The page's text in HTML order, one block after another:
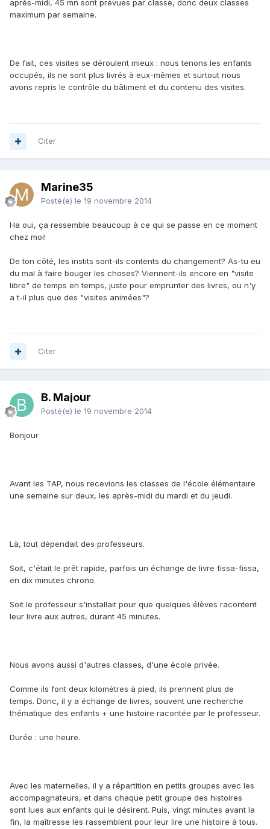
après-midi, 45 mn sont prévues par classe, donc deux classes
maximum par semaine.
De fait, ces visites se déroulent mieux : nous tenons les enfants
occupés, ils ne sont plus livrés à eux-mêmes et surtout nous
avons repris le contrôle du bâtiment et du contenu des visites.
Citer
Marine35
Posté(e) le 19 novembre 2014
Ha oui, ça ressemble beaucoup à ce qui se passe en ce moment
chez moi!
De ton côté, les instits sont-ils contents du changement? As-tu eu
du mal à faire bouger les choses? Viennent-ils encore en "visite
libre" de temps en temps, juste pour emprunter des livres, ou n'y
a t-il plus que des "visites animées"?
Citer
B. Majour
Posté(e) le 19 novembre 2014
Bonjour
Avant les TAP, nous recevions les classes de l'école élémentaire
une semaine sur deux, les après-midi du mardi et du jeudi.
Là, tout dépendait des professeurs.
Soit, c'était le prêt rapide, parfois un échange de livre fissa-fissa,
en dix minutes chrono.
Soit le professeur s'installait pour que quelques élèves racontent
leur livre aux autres, durant 45 minutes.
Nous avons aussi d'autres classes, d'une école privée.
Comme ils font deux kilomètres à pied, ils prennent plus de
temps. Donc, il y a échange de livres, souvent une recherche
thématique des enfants + une histoire racontée par le professeur.
Durée : une heure.
Avec les maternelles, il y a répartition en petits groupes avec les
accompagnateurs, et dans chaque petit groupe des histoires
sont lues aux enfants qui le désirent. Puis, vingt minutes avant la
fin, la maîtresse les rassemblent pour leur lire une histoire à tous.